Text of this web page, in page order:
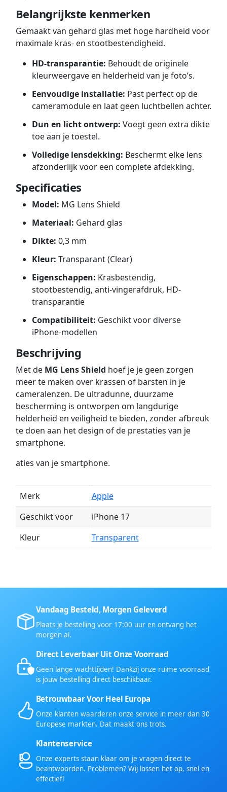
Belangrijkste kenmerken
Gemaakt van gehard glas met hoge hardheid voor
maximale kras- en stootbestendigheid.
HD-transparantie: Behoudt de originele
kleurweergave en helderheid van je foto’s.
Eenvoudige installatie: Past perfect op de
cameramodule en laat geen luchtbellen achter.
Dun en licht ontwerp: Voegt geen extra dikte
toe aan je toestel.
Volledige lensdekking: Beschermt elke lens
afzonderlijk voor een complete afdekking.
Specificaties
Model: MG Lens Shield
Materiaal: Gehard glas
Dikte: 0,3 mm
Kleur: Transparant (Clear)
Eigenschappen: Krasbestendig,
stootbestendig, anti-vingerafdruk, HD-
transparantie
Compatibiliteit: Geschikt voor diverse
iPhone-modellen
Beschrijving
Met de MG Lens Shield hoef je je geen zorgen
meer te maken over krassen of barsten in je
cameralenzen. De ultradunne, duurzame
bescherming is ontworpen om langdurige
helderheid en veiligheid te bieden, zonder afbreuk
te doen aan het design of de prestaties van je
smartphone.
aties van je smartphone.
Merk
Apple
Geschikt voor
iPhone 17
Kleur
Transparent
Vandaag Besteld, Morgen Geleverd
Plaats je bestelling voor 17:00 uur en ontvang het
morgen al.
Direct Leverbaar Uit Onze Voorraad
Geen lange wachttijden! Dankzij onze ruime voorraad
is jouw bestelling direct beschikbaar.
Betrouwbaar Voor Heel Europa
Onze klanten waarderen onze service in meer dan 30
Europese markten. Dat maakt ons trots.
Klantenservice
Onze experts staan klaar om je vragen direct te
beantwoorden. Problemen? Wij lossen het op, snel en
effectief!